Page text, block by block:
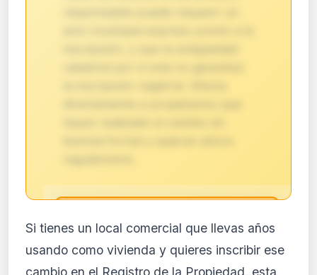
🔒
Análisis de impacto reservado
para suscriptores
Si tienes un local comercial que llevas años
usando como vivienda y quieres inscribir ese
cambio en el Registro de la Propiedad, esta